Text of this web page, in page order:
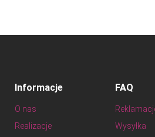
Informacje
O nas
Realizacje
FAQ
Wysyłka